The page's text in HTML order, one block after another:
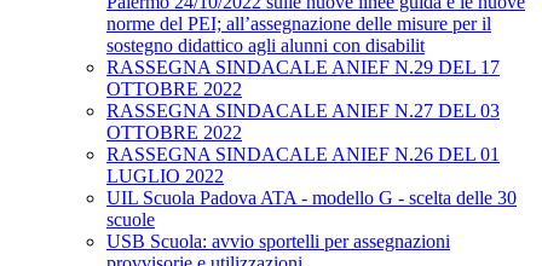
norme del PEI; all’assegnazione delle misure per il
sostegno didattico agli alunni con disabilit
RASSEGNA SINDACALE ANIEF N.29 DEL 17
OTTOBRE 2022
RASSEGNA SINDACALE ANIEF N.27 DEL 03
OTTOBRE 2022
RASSEGNA SINDACALE ANIEF N.26 DEL 01
LUGLIO 2022
UIL Scuola Padova ATA - modello G - scelta delle 30
scuole
USB Scuola: avvio sportelli per assegnazioni